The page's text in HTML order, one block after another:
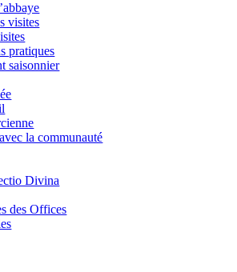
visites
pratiques
saisonnier
la communauté
Divina
des Offices